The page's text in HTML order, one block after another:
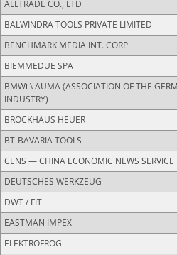
ALLTRADE CO., LTD
BALWINDRA TOOLS PRIVATE LIMITED
BENCHMARK MEDIA INT. CORP.
BIEMMEDUE SPA
BMWi \ AUMA (ASSOCIATION OF THE
INDUSTRY)
BROCKHAUS HEUER
BT-BAVARIA TOOLS
CENS — CHINA ECONOMIC NEWS SERVICE
DEUTSCHES WERKZEUG
DWT / FIT
EASTMAN IMPEX
ELEKTROFROG